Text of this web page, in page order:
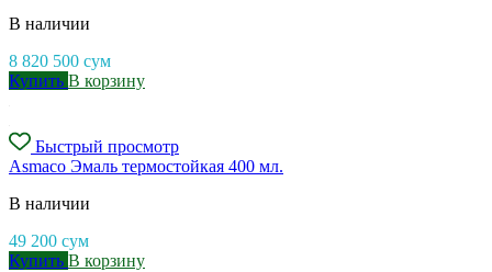
В наличии
8 820 500 сум
Купить В корзину
Быстрый просмотр
Asmaco Эмаль термостойкая 400 мл.
В наличии
49 200 сум
Купить В корзину